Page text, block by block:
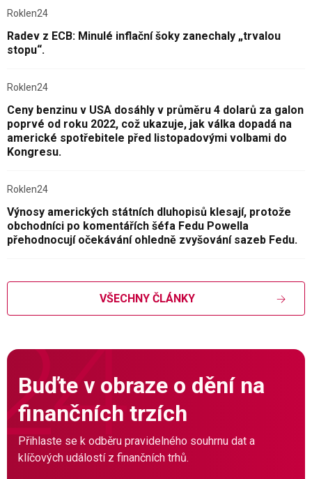
Roklen24
Radev z ECB: Minulé inflační šoky zanechaly „trvalou
stopu“.
Roklen24
Ceny benzinu v USA dosáhly v průměru 4 dolarů za galon
poprvé od roku 2022, což ukazuje, jak válka dopadá na
americké spotřebitele před listopadovými volbami do
Kongresu.
Roklen24
Výnosy amerických státních dluhopisů klesají, protože
obchodníci po komentářích šéfa Fedu Powella
přehodnocují očekávání ohledně zvyšování sazeb Fedu.
VŠECHNY ČLÁNKY
Buďte v obraze o dění na
finančních trzích
Přihlaste se k odběru pravidelného souhrnu dat a
klíčových událostí z finančních trhů.